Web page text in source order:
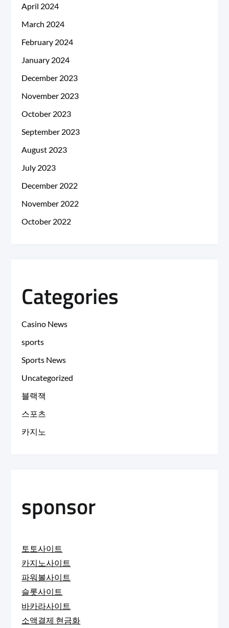
April 2024
March 2024
February 2024
January 2024
December 2023
November 2023
October 2023
September 2023
August 2023
July 2023
December 2022
November 2022
October 2022
Categories
Casino News
sports
Sports News
Uncategorized
블랙잭
스포츠
카지노
sponsor
토토사이트
카지노사이트
파워볼사이트
슬롯사이트
바카라사이트
소액결제 현금화